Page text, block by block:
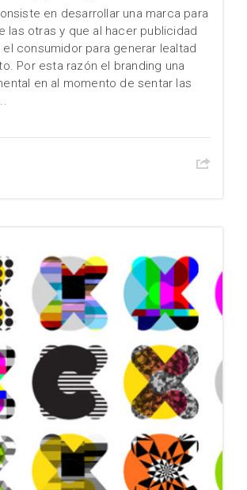
en desarrollar una marca para
las otras y que al hacer publicidad
consumidor para generar lealtad
Por esta razón el branding una
en al momento de sentar las